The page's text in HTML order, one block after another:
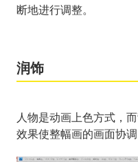
断地进行调整。
润饰
人物是动画上色方式，
效果使整幅画的画面协调